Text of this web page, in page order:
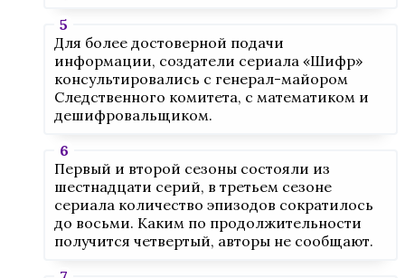
Для более достоверной подачи
информации, создатели сериала «Шифр»
консультировались с генерал-майором
Следственного комитета, с математиком и
дешифровальщиком.
Первый и второй сезоны состояли из
шестнадцати серий, в третьем сезоне
сериала количество эпизодов сократилось
до восьми. Каким по продолжительности
получится четвертый, авторы не сообщают.